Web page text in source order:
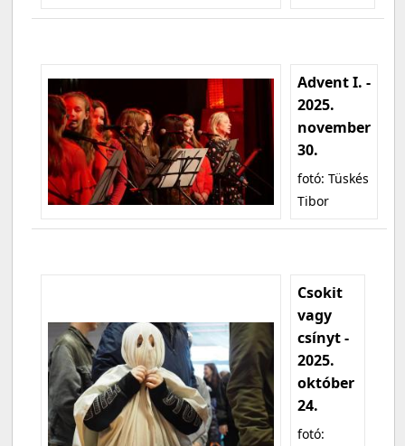
Advent I. -
2025.
november
30.
fotó: Tüskés
Tibor
Csokit
vagy
csínyt -
2025.
október
24.
fotó: